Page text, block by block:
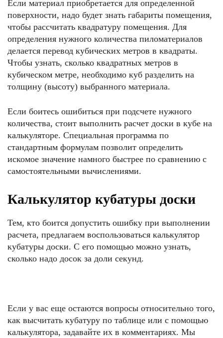
Если материал приобретается для определенной
поверхности, надо будет знать габариты помещения,
чтобы рассчитать квадратуру помещения. Для
определения нужного количества пиломатериалов
делается перевод кубических метров в квадраты.
Чтобы узнать, сколько квадратных метров в
кубическом метре, необходимо куб разделить на
толщину (высоту) выбранного материала.
Если боитесь ошибиться при подсчете нужного
количества, стоит выполнить расчет доски в кубе на
калькуляторе. Специальная программа по
стандартным формулам позволит определить
искомое значение намного быстрее по сравнению с
самостоятельными вычислениями.
Калькулятор кубатуры доски
Тем, кто боится допустить ошибку при выполнении
расчета, предлагаем воспользоваться калькулятор
кубатуры доски. С его помощью можно узнать,
сколько надо досок за доли секунд.
Если у вас еще остаются вопросы относительно того,
как высчитать кубатуру по таблице или с помощью
калькулятора, задавайте их в комментариях. Мы